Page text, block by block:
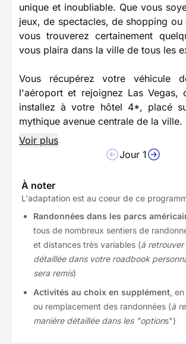
unique et inoubliable. Que vous
jeux, de spectacles, de shopping ou
vous trouverez certainement
vous plaira dans la ville de tous les
Vous récupérez votre véhicule
l'aéroport et rejoignez Las Vegas,
installez à votre hôtel 4*, placé
mythique avenue centrale de la ville.
Voir plus
Jour 1
À noter
L'adaptation est au coeur de ce
Randonnées dans les parcs
tous de nombreux sentiers de
et distances très variables (à retrouver
détaillée dans votre roadbook
sera remis)
Activités au choix en supplément,
ou remplacement des randonnées (à
manière détaillée dans les "options")